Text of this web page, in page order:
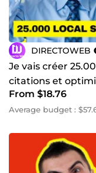
DIRECTOWEB
Je vais créer
citations et
My Business
From $18.76
Average budget :